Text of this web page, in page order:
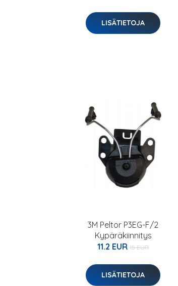
LISÄTIETOJA
3M Peltor P3EG-F/2
Kypäräkiinnitys
11.2 EUR15 EUR
LISÄTIETOJA